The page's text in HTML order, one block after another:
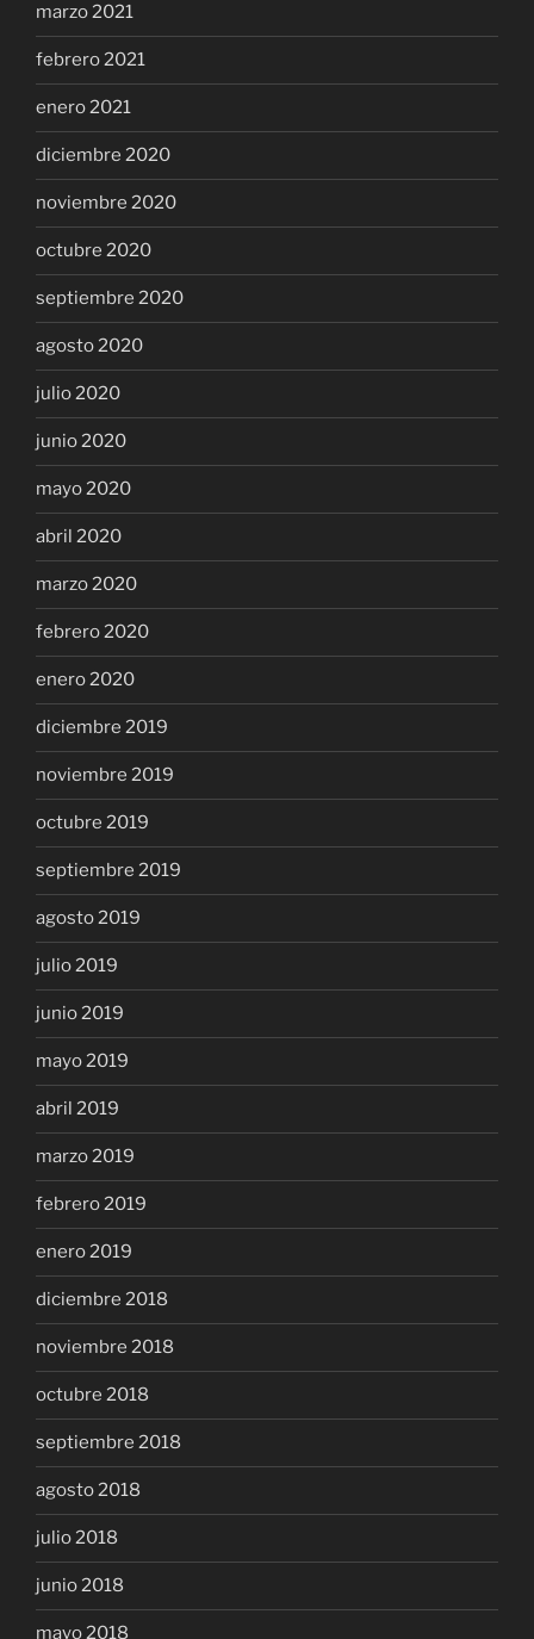
marzo 2021
febrero 2021
enero 2021
diciembre 2020
noviembre 2020
octubre 2020
septiembre 2020
agosto 2020
julio 2020
junio 2020
mayo 2020
abril 2020
marzo 2020
febrero 2020
enero 2020
diciembre 2019
noviembre 2019
octubre 2019
septiembre 2019
agosto 2019
julio 2019
junio 2019
mayo 2019
abril 2019
marzo 2019
febrero 2019
enero 2019
diciembre 2018
noviembre 2018
octubre 2018
septiembre 2018
agosto 2018
julio 2018
junio 2018
mayo 2018